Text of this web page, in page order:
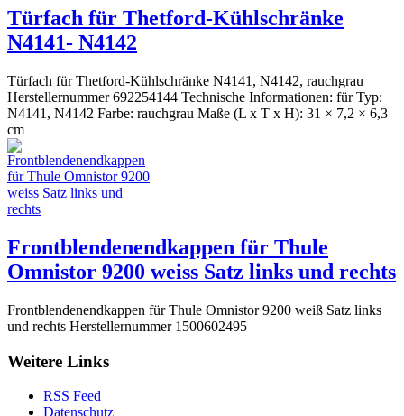
Türfach für Thetford-Kühlschränke
N4141- N4142
Türfach für Thetford-Kühlschränke N4141, N4142, rauchgrau
Herstellernummer 692254144 Technische Informationen: für Typ:
N4141, N4142 Farbe: rauchgrau Maße (L x T x H): 31 × 7,2 × 6,3
cm
Frontblendenendkappen für Thule
Omnistor 9200 weiss Satz links und rechts
Frontblendenendkappen für Thule Omnistor 9200 weiß Satz links
und rechts Herstellernummer 1500602495
Weitere Links
RSS Feed
Datenschutz